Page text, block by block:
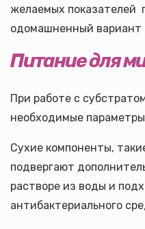
желаемых показателей
одомашненный вариант
Питание для
При работе с
необходимые
Сухие компоненты,
подвергают
растворе из воды и
антибактериального